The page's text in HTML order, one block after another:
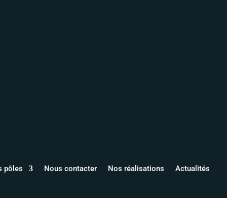
pôles Nous contacter Nos réalisations Actualités